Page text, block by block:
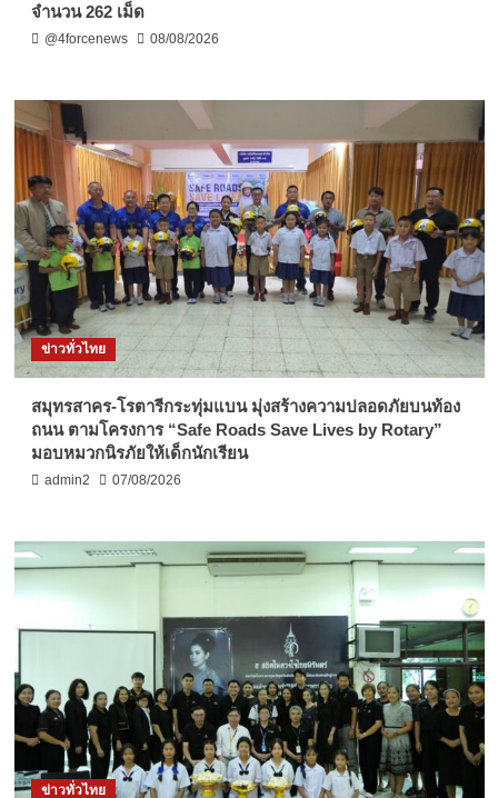
จำนวน 262 เม็ด
@4forcenews 08/08/2026
ข่าวทั่วไทย
สมุทรสาคร-โรตารีกระทุ่มแบน มุ่งสร้างความปลอดภัยบนท้อง
ถนน ตามโครงการ “Safe Roads Save Lives by Rotary”
มอบหมวกนิรภัยให้เด็กนักเรียน
admin2 07/08/2026
ข่าวทั่วไทย